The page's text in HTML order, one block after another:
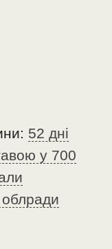
52 дні
у 700
облради